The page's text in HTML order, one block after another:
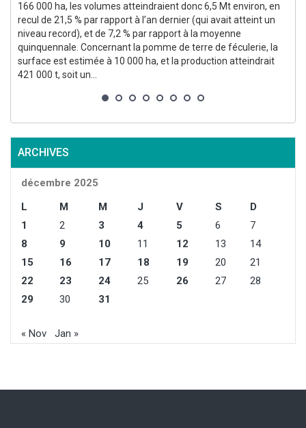
166 000 ha, les volumes atteindraient donc 6,5 Mt environ, en
recul de 21,5 % par rapport à l’an dernier (qui avait atteint un
niveau record), et de 7,2 % par rapport à la moyenne
quinquennale. Concernant la pomme de terre de féculerie, la
surface est estimée à 10 000 ha, et la production atteindrait
421 000 t, soit un...
ARCHIVES
décembre 2025
L
M M J V S
D
1
2 3 4 5 6
7
8
9 10 11 12 13
14
15
16 17 18 19 20
21
22
23 24 25 26 27
28
29
30 31
« Nov Jan »